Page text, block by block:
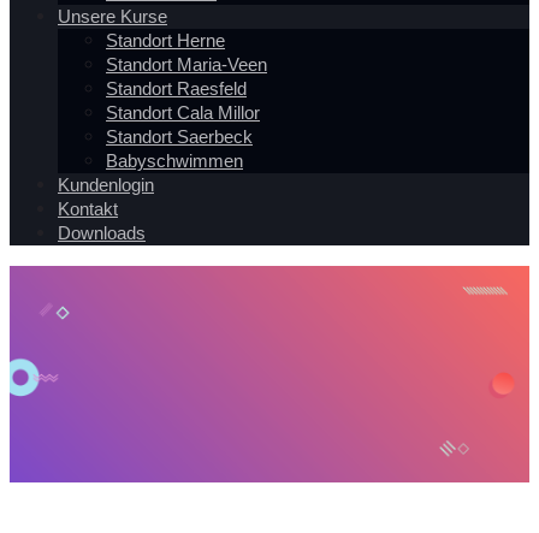
Unsere Kurse
Standort Herne
Standort Maria-Veen
Standort Raesfeld
Standort Cala Millor
Standort Saerbeck
Babyschwimmen
Kundenlogin
Kontakt
Downloads